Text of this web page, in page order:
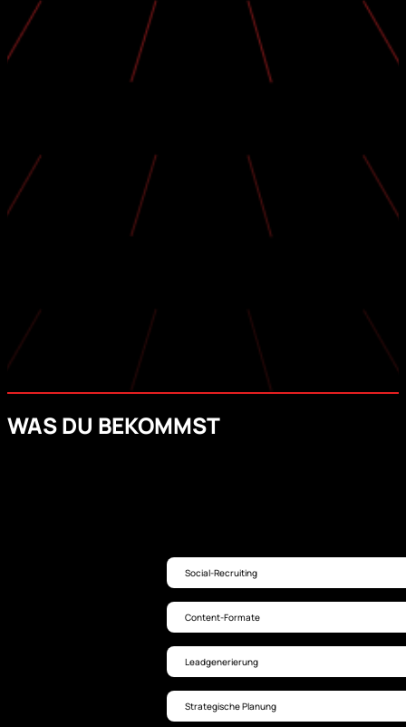
WAS DU BEKOMMST
Social-Recruiting
Content-Formate
Leadgenerierung
Strategische Planung